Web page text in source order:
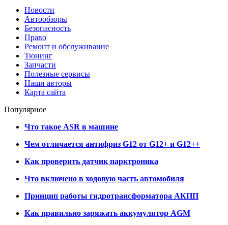
Новости
Автообзоры
Безопасность
Право
Ремонт и обслуживание
Тюнинг
Запчасти
Полезные сервисы
Наши авторы
Карта сайта
Популярное
Что такое ASR в машине
Чем отличается антифриз G12 от G12+ и G12++
Как проверить датчик парктроника
Что включено в ходовую часть автомобиля
Принцип работы гидротрансформатора АКПП
Как правильно заряжать аккумулятор AGM